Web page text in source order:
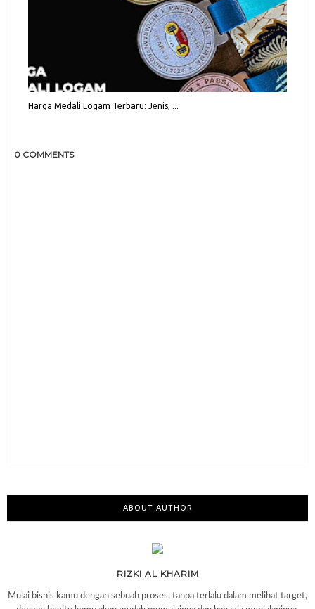
Harga Medali Logam Terbaru: Jenis, ...
0 COMMENTS
ABOUT AUTHOR
RIZKI AL KHARIM
Mulai bisnis kamu dengan sebuah proses, tanpa terlalu dalam melihat target,